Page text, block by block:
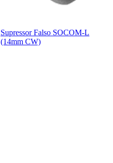
Supressor Falso SOCOM-L
(14mm CW)